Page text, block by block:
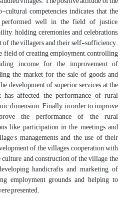
competencies indicates that the
performed well in the field of justice,
holding ceremonies and celebrations,
the villagers and their self-sufficiency.
field of creating employment, controlling
income for the improvement of
the market for the sale of goods and
development of superior services at the
affected the performance of rural
dimension. Finally, in order to improve
the performance of the rural
like participation in the meetings and
managements and the use of their
of the villages, cooperation with
and construction of the village, the
handicrafts and marketing of
employment grounds and helping to
presented.